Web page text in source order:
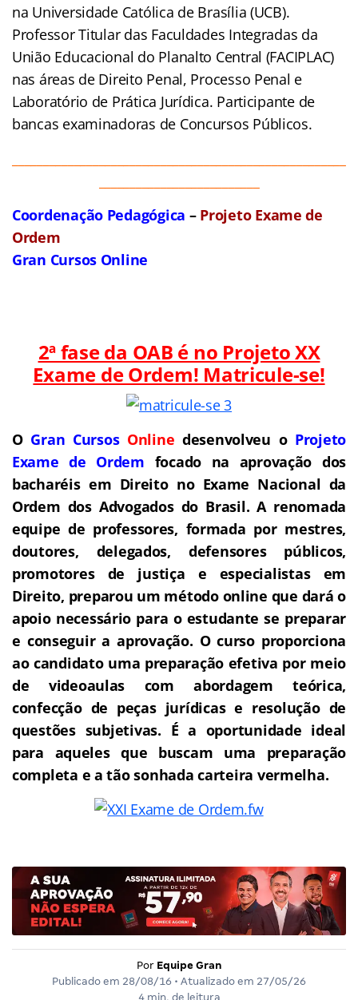
na Universidade Católica de Brasília (UCB).
Professor Titular das Faculdades Integradas da
União Educacional do Planalto Central (FACIPLAC)
nas áreas de Direito Penal, Processo Penal e
Laboratório de Prática Jurídica. Participante de
bancas examinadoras de Concursos Públicos.
Coordenação Pedagógica – Projeto Exame de
Ordem
Gran Cursos Online
2ª fase da OAB é no Projeto XX
Exame de Ordem! Matricule-se!
O Gran Cursos Online desenvolveu o Projeto
Exame de Ordem focado na aprovação dos
bacharéis em Direito no Exame Nacional da
Ordem dos Advogados do Brasil. A renomada
equipe de professores, formada por mestres,
doutores, delegados, defensores públicos,
promotores de justiça e especialistas em
Direito, preparou um método online que dará o
apoio necessário para o estudante se preparar
e conseguir a aprovação. O curso proporciona
ao candidato uma preparação efetiva por meio
de videoaulas com abordagem teórica,
confecção de peças jurídicas e resolução de
questões subjetivas. É a oportunidade ideal
para aqueles que buscam uma preparação
completa e a tão sonhada carteira vermelha.
Por Equipe Gran
Publicado em 28/08/16 • Atualizado em 27/05/26
4 min. de leitura